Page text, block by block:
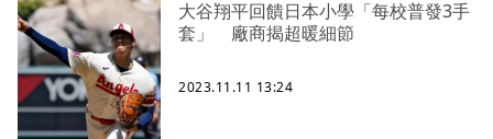
大谷翔平回饋日本小學「每校普發3手
套」 廠商揭超暖細節
2023.11.11 13:24